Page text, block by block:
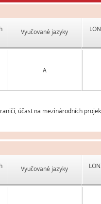
Vyučované jazyky
A
účast na mezinárodních
Vyučované jazyky